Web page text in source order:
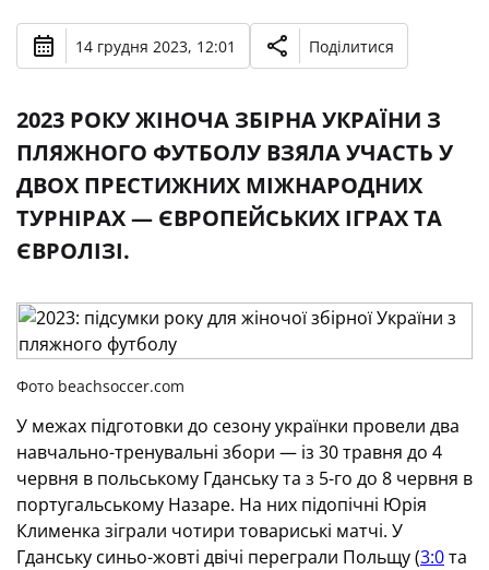
14 грудня 2023, 12:01 Поділитися
2023 РОКУ ЖІНОЧА ЗБІРНА УКРАЇНИ З
ПЛЯЖНОГО ФУТБОЛУ ВЗЯЛА УЧАСТЬ У
ДВОХ ПРЕСТИЖНИХ МІЖНАРОДНИХ
ТУРНІРАХ — ЄВРОПЕЙСЬКИХ ІГРАХ ТА
ЄВРОЛІЗІ.
Фото beachsoccer.com
У межах підготовки до сезону українки провели два
навчально-тренувальні збори — із 30 травня до 4
червня в польському Гданську та з 5-го до 8 червня в
португальському Назаре. На них підопічні Юрія
Клименка зіграли чотири товариські матчі. У
Гданську синьо-жовті двічі переграли Польщу (3:0та